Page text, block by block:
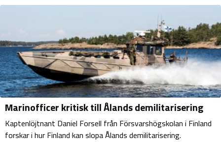
Marinofficer kritisk till Ålands demilitarisering
Kaptenlöjtnant Daniel Forsell från Försvarshögskolan i Finland
forskar i hur Finland kan slopa Ålands demilitarisering.